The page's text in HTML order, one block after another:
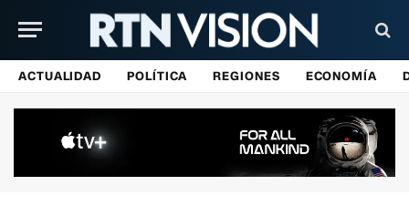
ACTUALIDAD POLÍTICA REGIONES ECONOMÍA